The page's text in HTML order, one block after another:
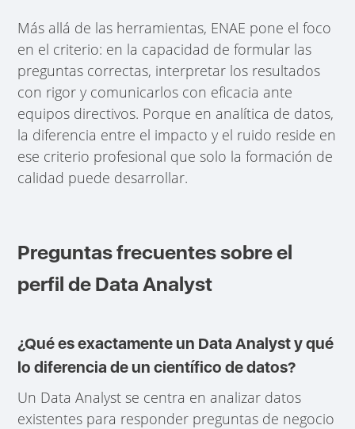
Más allá de las herramientas, ENAE pone el foco
en el criterio: en la capacidad de formular las
preguntas correctas, interpretar los resultados
con rigor y comunicarlos con eficacia ante
equipos directivos. Porque en analítica de datos,
la diferencia entre el impacto y el ruido reside en
ese criterio profesional que solo la formación de
calidad puede desarrollar.
Preguntas frecuentes sobre el
perfil de Data Analyst
¿Qué es exactamente un Data Analyst y qué
lo diferencia de un científico de datos?
Un Data Analyst se centra en analizar datos
existentes para responder preguntas de negocio